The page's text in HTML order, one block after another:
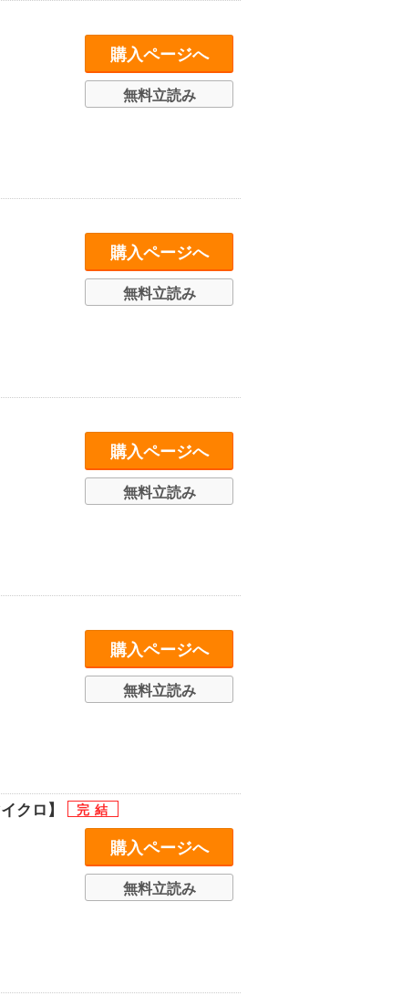
購入ページへ
無料立読み
購入ページへ
無料立読み
購入ページへ
無料立読み
購入ページへ
無料立読み
クロ】
購入ページへ
無料立読み